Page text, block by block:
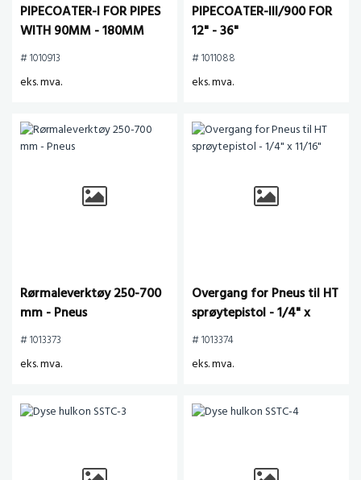
PIPECOATER-I FOR PIPES
WITH 90MM - 180MM
# 1010913
eks. mva.
PIPECOATER-III/900 FOR
12" - 36"
# 1011088
eks. mva.
Rørmaleverktøy 250-700
mm - Pneus
# 1013373
eks. mva.
Overgang for Pneus til HT
sprøytepistol - 1/4" x
11/16"
# 1013374
eks. mva.